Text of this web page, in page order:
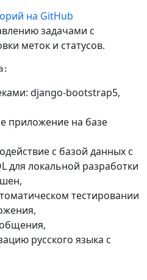
на GitHub
задачами с
меток и статусов.
django-bootstrap5,
приложение на базе
с базой данных с
локальной разработки
тестировании
русского языка с